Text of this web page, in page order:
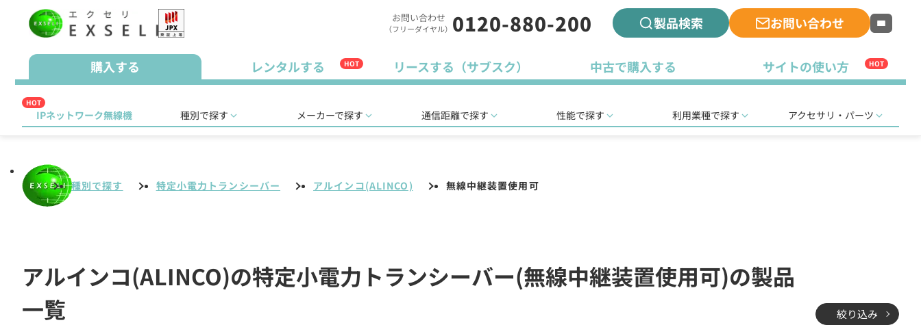
お問い合わせ
（フリーダイヤル） 0120-880-200 製品検索 お問い合わせ
購入する レンタルする HOT リースする（サブスク） 中古で購入する サイトの使い方 HOT
HOT
IPネットワーク無線機 種別で探す メーカーで探す 通信距離で探す 性能で探す 利用業種で探す アクセサリ・パーツ
種別で探す 特定小電力トランシーバー アルインコ(ALINCO) 無線中継装置使用可
アルインコ(ALINCO)の特定小電力トランシーバー(無線中継装置使用可)の製品
一覧
絞り込み